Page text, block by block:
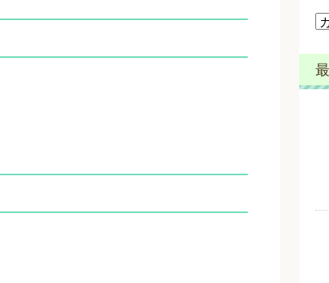
カ
ゴ
リ
ー